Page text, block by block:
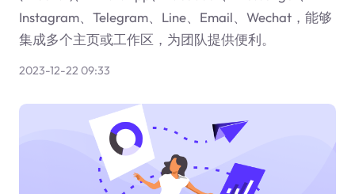
Instagram、Telegram、Line、Email、Wechat，能够
集成多个主页或工作区，为团队提供便利。
2023-12-22 09:33